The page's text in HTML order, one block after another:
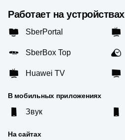
Работает на устройствах
SberPortal
SberBox Top
Huawei TV
В мобильных приложениях
Звук
На сайтах